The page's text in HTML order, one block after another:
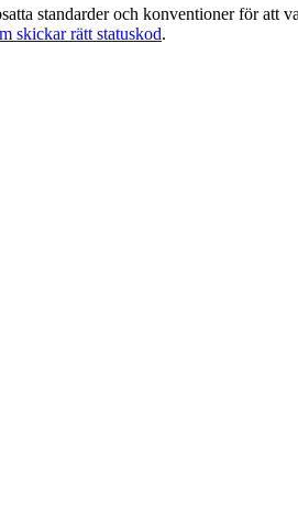
standarder och konventioner för att
skickar rätt statuskod.